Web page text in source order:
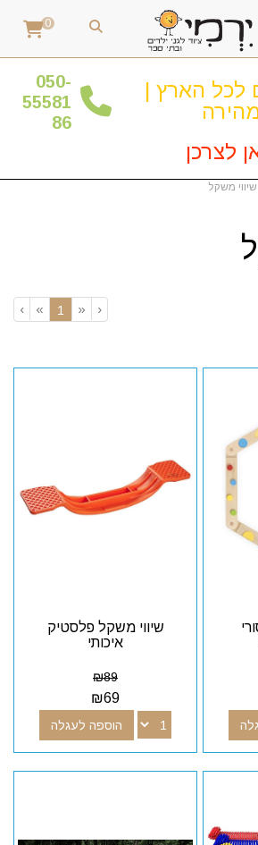
0
לכל הארץ |
050-
55581
86
לצרכן
שיווי משקל
‹
«
1
»
›
שיווי משקל פלסטיק
איכותי
₪89
₪69
הוספה לעגלה